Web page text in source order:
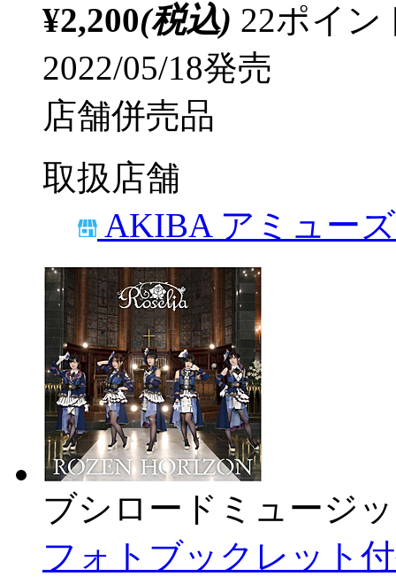
¥2,200(税込) 22ポイ
2022/05/18発売
店舗併売品
取扱店舗
AKIBA アミュー
ブシロードミュージ
フォトブックレット